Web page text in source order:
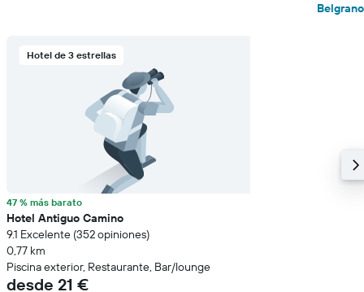
Belgrano
Hotel de 3 estrellas
47 % más barato
Hotel Antiguo Camino
9.1 Excelente (352 opiniones)
0,77 km
Piscina exterior, Restaurante, Bar/lounge
desde 21 €